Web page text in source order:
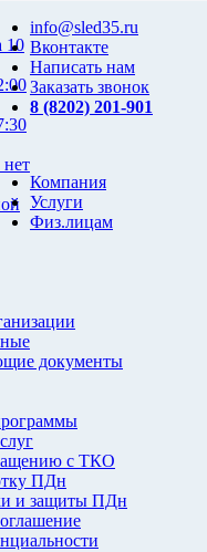
10
info@sled35.ru
Вконтакте
Написать нам
Заказать звонок
8 (8202) 201-901
Компания
документы
с ТКО
ПДн
и защиты ПДн
Услуги
Физ.лицам